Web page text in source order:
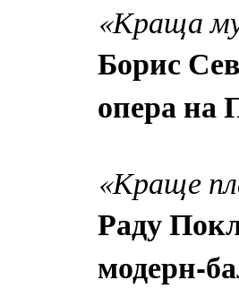
«Краща
Борис
опера на
«Краще
Раду
модерн-